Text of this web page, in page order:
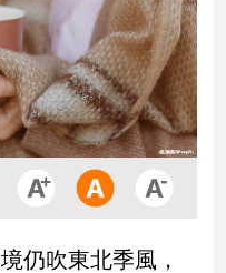
仍吹東北季風，